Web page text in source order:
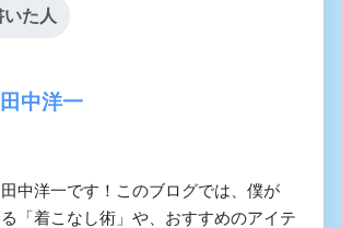
た人
田中洋一
中洋一です！このブログでは、僕が
「着こなし術」や、おすすめのアイテ